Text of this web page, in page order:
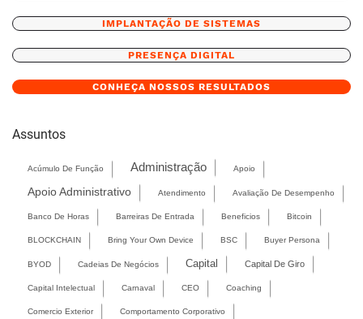
IMPLANTAÇÃO DE SISTEMAS
PRESENÇA DIGITAL
CONHEÇA NOSSOS RESULTADOS
Assuntos
Acúmulo De Função Administração Apoio
Apoio Administrativo Atendimento Avaliação De Desempenho
Banco De Horas Barreiras De Entrada Beneficios Bitcoin
BLOCKCHAIN Bring Your Own Device BSC Buyer Persona
BYOD Cadeias De Negócios Capital Capital De Giro
Capital Intelectual Carnaval CEO Coaching
Comercio Exterior Comportamento Corporativo